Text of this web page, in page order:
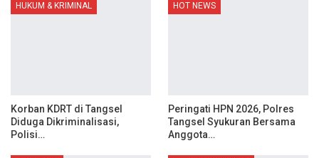
HUKUM & KRIMINAL
Korban KDRT di Tangsel
Diduga Dikriminalisasi,
Polisi…
HOT NEWS
Peringati HPN 2026, Polres
Tangsel Syukuran Bersama
Anggota…